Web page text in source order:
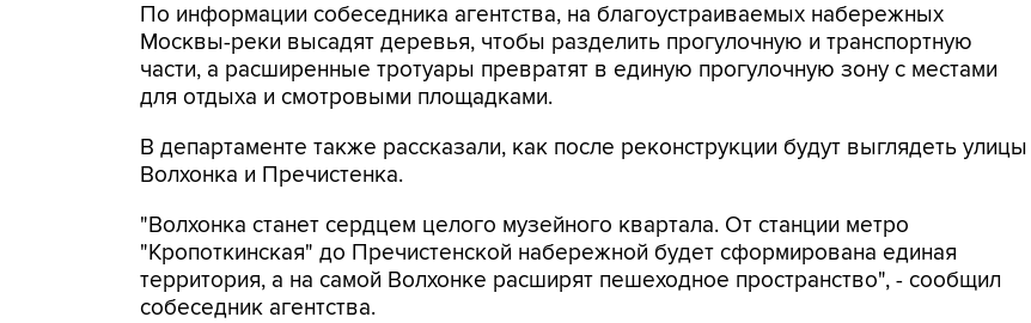
По информации собеседника агентства, на благоустраиваемых набережных
Москвы-реки высадят деревья, чтобы разделить прогулочную и транспортную
части, а расширенные тротуары превратят в единую прогулочную зону с местами
для отдыха и смотровыми площадками.
В департаменте также рассказали, как после реконструкции будут выглядеть улицы
Волхонка и Пречистенка.
"Волхонка станет сердцем целого музейного квартала. От станции метро
"Кропоткинская" до Пречистенской набережной будет сформирована единая
территория, а на самой Волхонке расширят пешеходное пространство", - сообщил
собеседник агентства.